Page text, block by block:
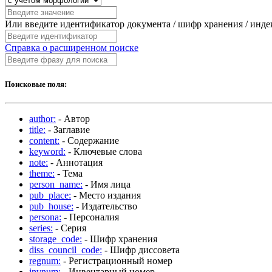
Или введите идентификатор документа / шифр хранения /
Справка о расширенном поиске
Поисковые поля:
author: - Автор
title: - Заглавие
content: - Содержание
keyword: - Ключевые слова
note: - Аннотация
theme: - Тема
person_name: - Имя лица
pub_place: - Место издания
pub_house: - Издательство
persona: - Персоналия
series: - Серия
storage_code: - Шифр хранения
diss_council_code: - Шифр диссовета
regnum: - Регистрационный номер